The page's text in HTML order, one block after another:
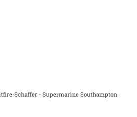
Schaffer - Supermarine Southampton